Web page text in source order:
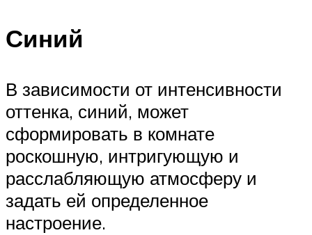
Синий
В зависимости от интенсивности
оттенка, синий, может
сформировать в комнате
роскошную, интригующую и
расслабляющую атмосферу и
задать ей определенное
настроение.